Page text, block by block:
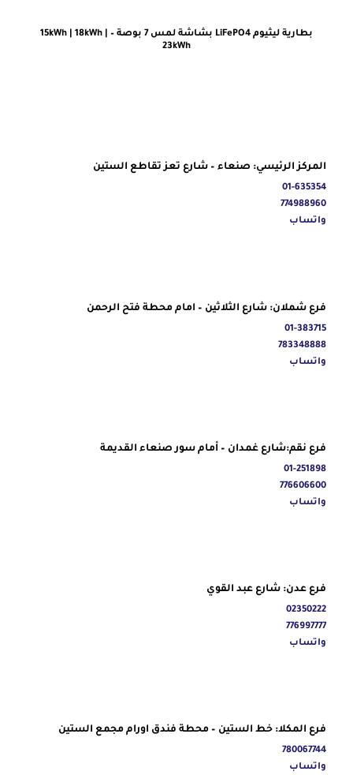
بطارية ليثيوم LiFePO4 بشاشة لمس 7 بوصة – 15kWh | 18kWh |
23kWh
المركز الرئيسي: صنعاء – شارع تعز تقاطع الستين
01-635354
774988960
واتساب
فرع شملان: شارع الثلاثين – امام محطة فتح الرحمن
01-383715
783348888
واتساب
فرع نقم:شارع غمدان – أمام سور صنعاء القديمة
01-251898
776606600
واتساب
فرع عدن: شارع عبد القوي
02350222
776997777
واتساب
فرع المكلا: خط الستين – محطة فندق اورام مجمع الستين
780067744
واتساب